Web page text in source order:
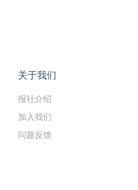
关于我们
报社介绍
加入我们
问题反馈